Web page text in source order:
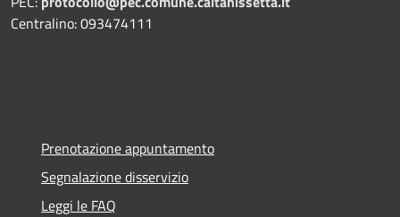
Centralino: 093474111
Prenotazione appuntamento
Segnalazione disservizio
Leggi le FAQ